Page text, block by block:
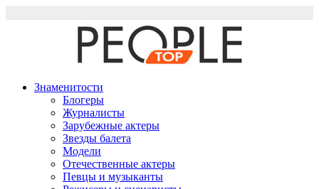
Знаменитости
Блогеры
Журналисты
Зарубежные актеры
Звезды балета
Модели
Отечественные актеры
Певцы и музыканты